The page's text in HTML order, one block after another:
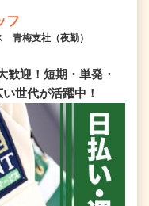
フ
青梅支社（夜勤）
歓迎！短期・単発・
世代が活躍中！